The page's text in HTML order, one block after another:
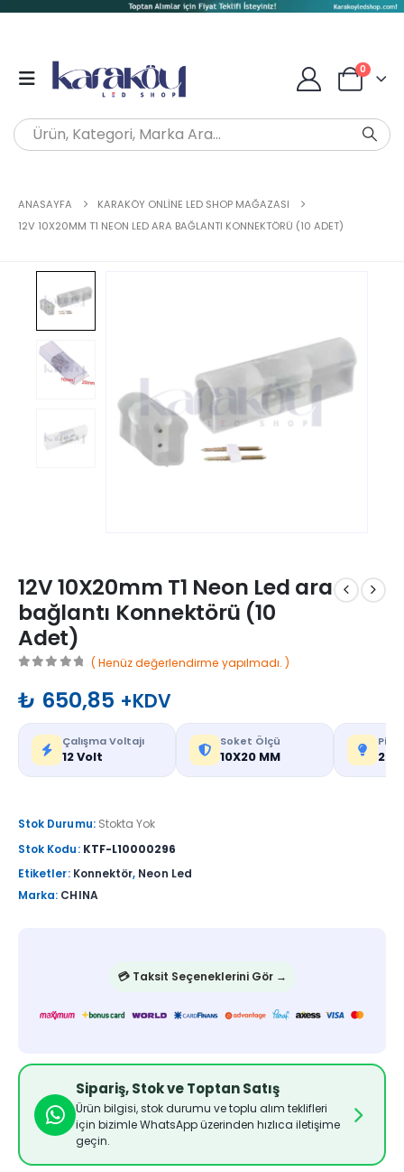
0
ANASAYFA
KARAKÖY ONLINE LED SHOP MAĞAZASI
12V 10X20MM T1 NEON LED ARA BAĞLANTI KONNEKTÖRÜ (10 ADET)
12V 10X20mm T1 Neon Led ara
bağlantı Konnektörü (10
Adet)
( Henüz değerlendirme yapılmadı. )
₺ 650,85 +KDV
Çalışma Voltajı
12 Volt
Soket Ölçü
10X20 MM
Pin
2
Stok Durumu: Stokta Yok
Stok Kodu: KTF-L10000296
Etiketler: Konnektör, Neon Led
Marka: CHINA
💳 Taksit Seçeneklerini Gör →
Sipariş, Stok ve Toptan Satış
Ürün bilgisi, stok durumu ve toplu alım teklifleri
için bizimle WhatsApp üzerinden hızlıca iletişime
geçin.